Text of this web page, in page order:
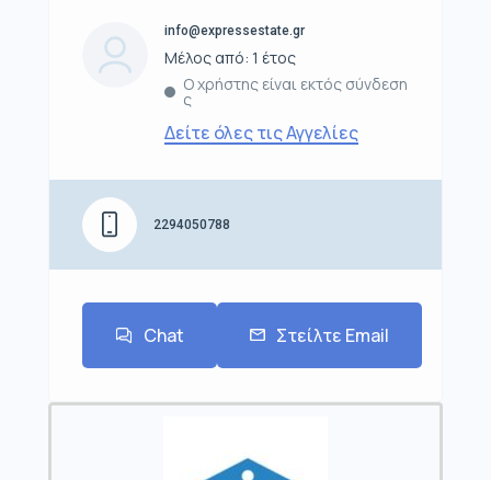
info@expressestate.gr
Μέλος από: 1 έτος
Ο χρήστης είναι εκτός σύνδεση
ς
Δείτε όλες τις Αγγελίες
2294050788
Chat Στείλτε Email